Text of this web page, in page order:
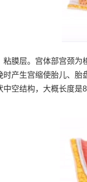
膜层。宫体部宫颈
产生宫缩使胎儿、
空结构，大概长度